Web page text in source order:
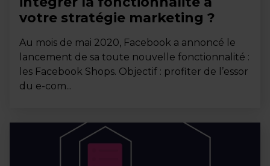
votre stratégie marketing ?
Au mois de mai 2020, Facebook a annoncé le
lancement de sa toute nouvelle fonctionnalité :
les Facebook Shops. Objectif : profiter de l’essor
du e-com...